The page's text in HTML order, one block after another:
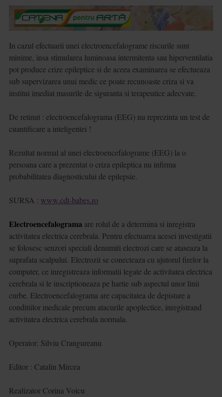
In cazul efectuarii unei electroencefalograme riscurile sunt
minime, insa stimularea luminoasa intermitenta sau hiperventilatia
pot produce crize epileptice si de aceea examinarea se efectueaza
sub supervizarea unui medic ce poate recunoaste criza si va
institui imediat masurile de siguranta si terapeutice adecvate.
De retinut : electroencefalograma (EEG) nu reprezinta un test de
cuantificare a inteligentei !
Rezultat normal al unei electroencefalograme (EEG) la o
persoana care a prezentat o criza epileptica nu infirma
probabilitatea diagnosticului de epilepsie.
SURSA : www.cdt-babes.ro
Electroencefalograma are rolul de a determina si inregistra
activitatea electrica cerebrala. Pentru efectuarea acesei investigatii
se folosesc senzori speciali denumiti electrozi care se ataseaza la
suprafata scalpului. Electrozii se conecteaza cu ajutorul firelor la
computer, ce inregistreaza informatii legate de activitatea electrica
cerebrala si le inscriptioneaza pe hartie sub aspectul unor linii
curbe. Electroencefalograma are capacitatea de depistare a
conditiilor medicale precum atacurile apoplectice, inregistrand
activitatea electrica cerebrala normala.
Operator: Silviu Crangureanu
Editor : Catalin Mircea
Realizator Corina Voicu